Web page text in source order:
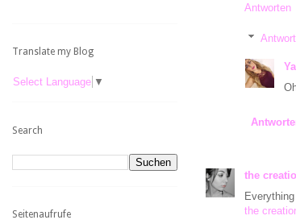
Antworten
the
the
Translate my Blog
Select Language ▼
Search
Seitenaufrufe